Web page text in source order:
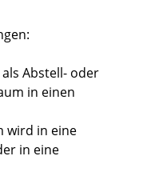
Abstell- oder
in einen
wird in eine
in eine